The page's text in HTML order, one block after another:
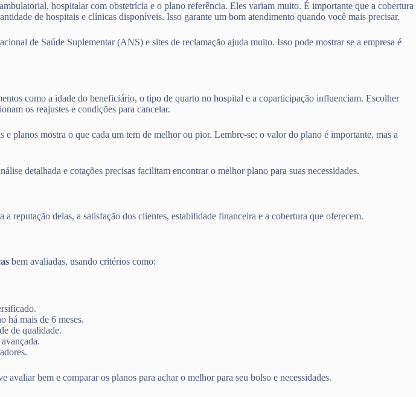
hospitalar com obstetrícia e o plano referência. Eles variam muito. É importante que a cobertura
de hospitais e clínicas disponíveis. Isso garante um bom atendimento quando você mais precisar.
de Saúde Suplementar (ANS) e sites de reclamação ajuda muito. Isso pode mostrar se a empresa é
como a idade do beneficiário, o tipo de quarto no hospital e a coparticipação influenciam. Escolher
os reajustes e condições para cancelar.
planos mostra o que cada um tem de melhor ou pior. Lembre-se: o valor do plano é importante, mas a
detalhada e cotações precisas facilitam encontrar o melhor plano para suas necessidades.
reputação delas, a satisfação dos clientes, estabilidade financeira e a cobertura que oferecem.
bem avaliadas, usando critérios como:
há mais de 6 meses.
de qualidade.
bem e comparar os planos para achar o melhor para seu bolso e necessidades.